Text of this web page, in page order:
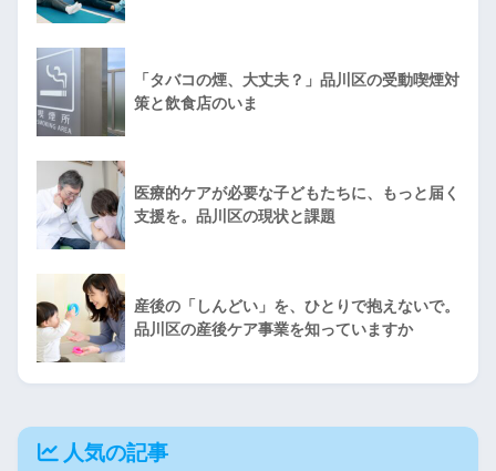
「タバコの煙、大丈夫？」品川区の受動喫煙対
策と飲食店のいま
医療的ケアが必要な子どもたちに、もっと届く
支援を。品川区の現状と課題
産後の「しんどい」を、ひとりで抱えないで。
品川区の産後ケア事業を知っていますか
人気の記事